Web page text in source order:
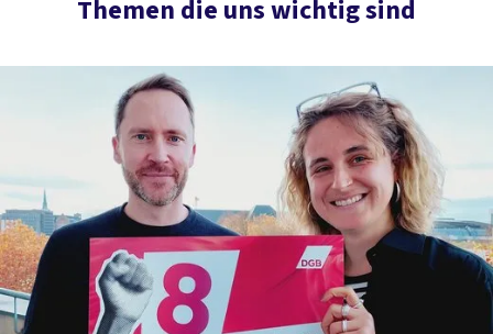
Themen die uns wichtig sind